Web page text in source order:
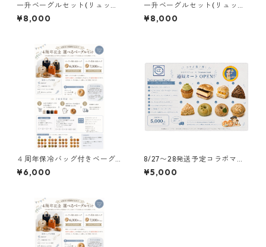
一升ベーグルセット(リュック
ブラウン)
¥8,000
一升ベーグルセット(リュック
グレー)
¥8,000
４周年保冷バッグ付きベーグ
ル4個セット(ネイビー)
¥6,000
8/27〜28発送予定コラボマフ
ィンベーグルセット
¥5,000